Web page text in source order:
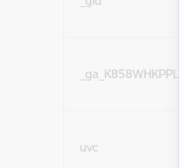
_ga_K858WHKPPL
uvc